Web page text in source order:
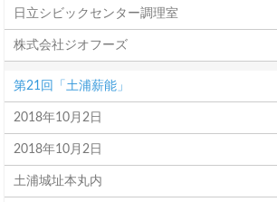
日立シビックセンター調理室
株式会社ジオフーズ
第21回「土浦薪能」
2018年10月2日
2018年10月2日
土浦城址本丸内